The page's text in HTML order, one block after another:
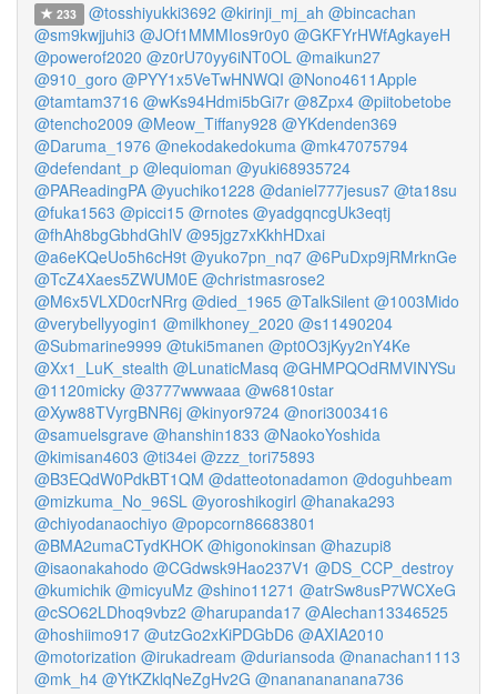
233 @tosshiyukki3692 @kirinji_mj_ah @bincachan
@sm9kwjjuhi3 @JOf1MMMIos9r0y0 @GKFYrHWfAgkayeH
@powerof2020 @z0rU70yy6iNT0OL @maikun27
@910_goro @PYY1x5VeTwHNWQI @Nono4611Apple
@tamtam3716 @wKs94Hdmi5bGi7r @8Zpx4 @piitobetobe
@tencho2009 @Meow_Tiffany928 @YKdenden369
@Daruma_1976 @nekodakedokuma @mk47075794
@defendant_p @lequioman @yuki68935724
@PAReadingPA @yuchiko1228 @daniel777jesus7 @ta18su
@fuka1563 @picci15 @rnotes @yadgqncgUk3eqtj
@fhAh8bgGbhdGhlV @95jgz7xKkhHDxai
@a6eKQeUo5h6cH9t @yuko7pn_nq7 @6PuDxp9jRMrknGe
@TcZ4Xaes5ZWUM0E @christmasrose2
@M6x5VLXD0crNRrg @died_1965 @TalkSilent @1003Mido
@verybellyyogin1 @milkhoney_2020 @s11490204
@Submarine9999 @tuki5manen @pt0O3jKyy2nY4Ke
@Xx1_LuK_stealth @LunaticMasq @GHMPQOdRMVINYSu
@1120micky @3777wwwaaa @w6810star
@Xyw88TVyrgBNR6j @kinyor9724 @nori3003416
@samuelsgrave @hanshin1833 @NaokoYoshida
@kimisan4603 @ti34ei @zzz_tori75893
@B3EQdW0PdkBT1QM @datteotonadamon @doguhbeam
@mizkuma_No_96SL @yoroshikogirl @hanaka293
@chiyodanaochiyo @popcorn86683801
@BMA2umaCTydKHOK @higonokinsan @hazupi8
@isaonakahodo @CGdwsk9Hao237V1 @DS_CCP_destroy
@kumichik @micyuMz @shino11271 @atrSw8usP7WCXeG
@cSO62LDhoq9vbz2 @harupanda17 @Alechan13346525
@hoshiimo917 @utzGo2xKiPDGbD6 @AXIA2010
@motorization @irukadream @duriansoda @nanachan1113
@mk_h4 @YtKZklqNeZgHv2G @nananananana736